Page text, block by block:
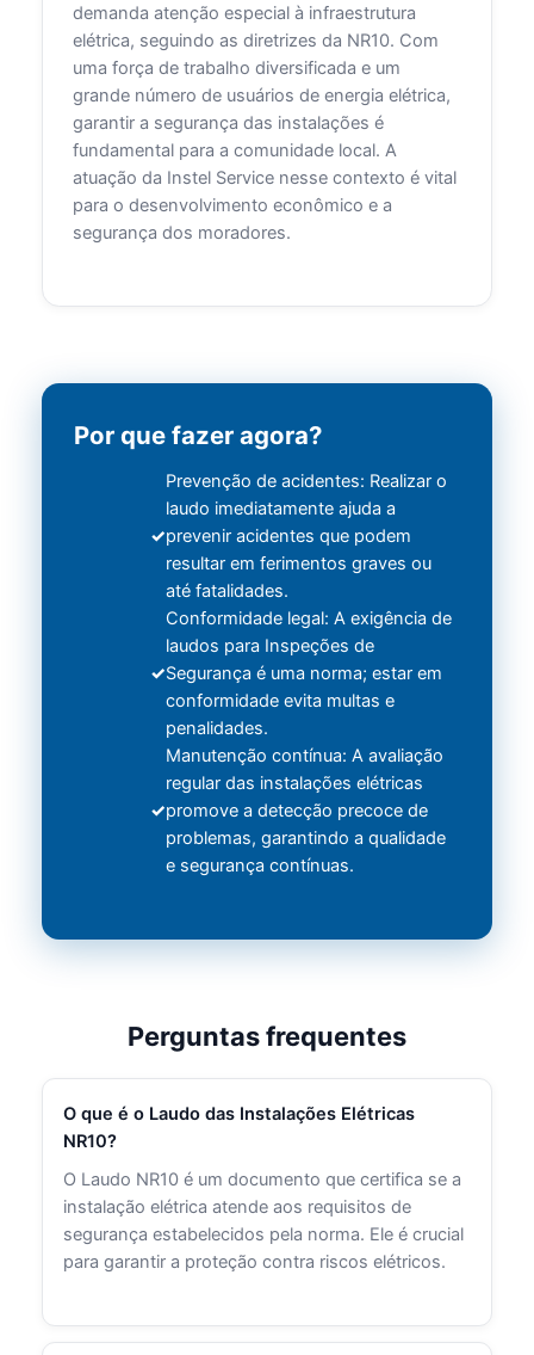
demanda atenção especial à infraestrutura
elétrica, seguindo as diretrizes da NR10. Com
uma força de trabalho diversificada e um
grande número de usuários de energia elétrica,
garantir a segurança das instalações é
fundamental para a comunidade local. A
atuação da Instel Service nesse contexto é vital
para o desenvolvimento econômico e a
segurança dos moradores.
Por que fazer agora?
Prevenção de acidentes: Realizar o
laudo imediatamente ajuda a
prevenir acidentes que podem
resultar em ferimentos graves ou
até fatalidades.
Conformidade legal: A exigência de
laudos para Inspeções de
Segurança é uma norma; estar em
conformidade evita multas e
penalidades.
Manutenção contínua: A avaliação
regular das instalações elétricas
promove a detecção precoce de
problemas, garantindo a qualidade
e segurança contínuas.
Perguntas frequentes
O que é o Laudo das Instalações Elétricas
NR10?
O Laudo NR10 é um documento que certifica se a
instalação elétrica atende aos requisitos de
segurança estabelecidos pela norma. Ele é crucial
para garantir a proteção contra riscos elétricos.